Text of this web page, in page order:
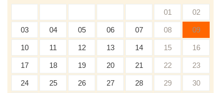
01 02
03 04 05 06 07 08 09
10 11 12 13 14 15 16
17 18 19 20 21 22 23
24 25 26 27 28 29 30